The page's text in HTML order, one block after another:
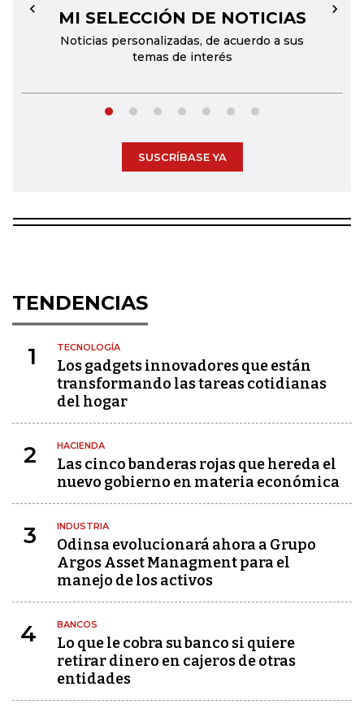
MI SELECCIÓN DE NOTICIAS
Noticias personalizadas, de acuerdo a sus
temas de interés
← →
SUSCRÍBASE YA
TENDENCIAS
1 TECNOLOGÍA
Los gadgets innovadores que están
transformando las tareas cotidianas
del hogar
2 HACIENDA
Las cinco banderas rojas que hereda el
nuevo gobierno en materia económica
3 INDUSTRIA
Odinsa evolucionará ahora a Grupo
Argos Asset Managment para el
manejo de los activos
4 BANCOS
Lo que le cobra su banco si quiere
retirar dinero en cajeros de otras
entidades